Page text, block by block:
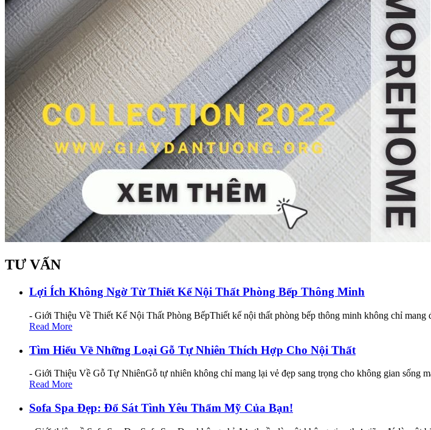
TƯ VẤN
Lợi Ích Không Ngờ Từ Thiết Kế Nội Thất Phòng Bếp Thông Minh
- Giới Thiệu Về Thiết Kế Nội Thất Phòng BếpThiết kế nội thất phòng bếp thông minh không chỉ
Read More
Tìm Hiểu Về Những Loại Gỗ Tự Nhiên Thích Hợp Cho Nội Thất
- Giới Thiệu Về Gỗ Tự NhiênGỗ tự nhiên không chỉ mang lại vẻ đẹp sang trọng cho không gian sống
Read More
Sofa Spa Đẹp: Đổ Sát Tình Yêu Thẩm Mỹ Của Bạn!